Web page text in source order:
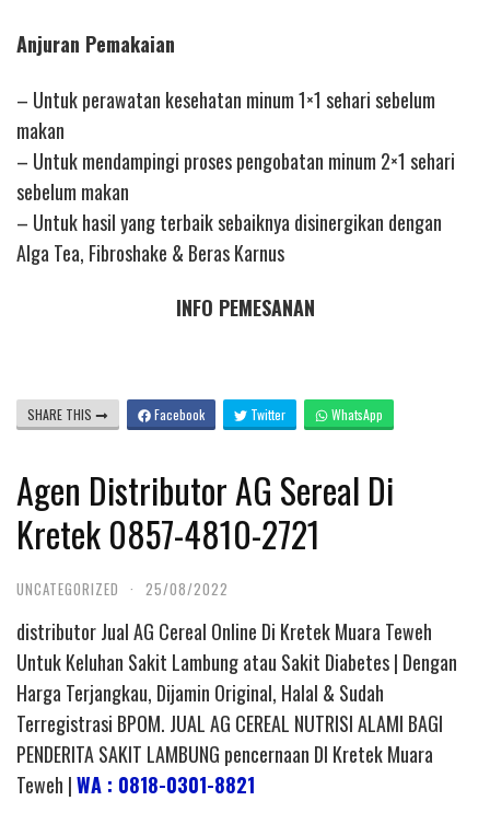
Anjuran Pemakaian
– Untuk perawatan kesehatan minum 1×1 sehari sebelum
makan
– Untuk mendampingi proses pengobatan minum 2×1 sehari
sebelum makan
– Untuk hasil yang terbaik sebaiknya disinergikan dengan
Alga Tea, Fibroshake & Beras Karnus
INFO PEMESANAN
SHARE THIS Facebook Twitter WhatsApp
Agen Distributor AG Sereal Di
Kretek 0857-4810-2721
UNCATEGORIZED · 25/08/2022
distributor Jual AG Cereal Online Di Kretek Muara Teweh
Untuk Keluhan Sakit Lambung atau Sakit Diabetes | Dengan
Harga Terjangkau, Dijamin Original, Halal & Sudah
Terregistrasi BPOM. JUAL AG CEREAL NUTRISI ALAMI BAGI
PENDERITA SAKIT LAMBUNG pencernaan DI Kretek Muara
Teweh |WA : 0818-0301-8821